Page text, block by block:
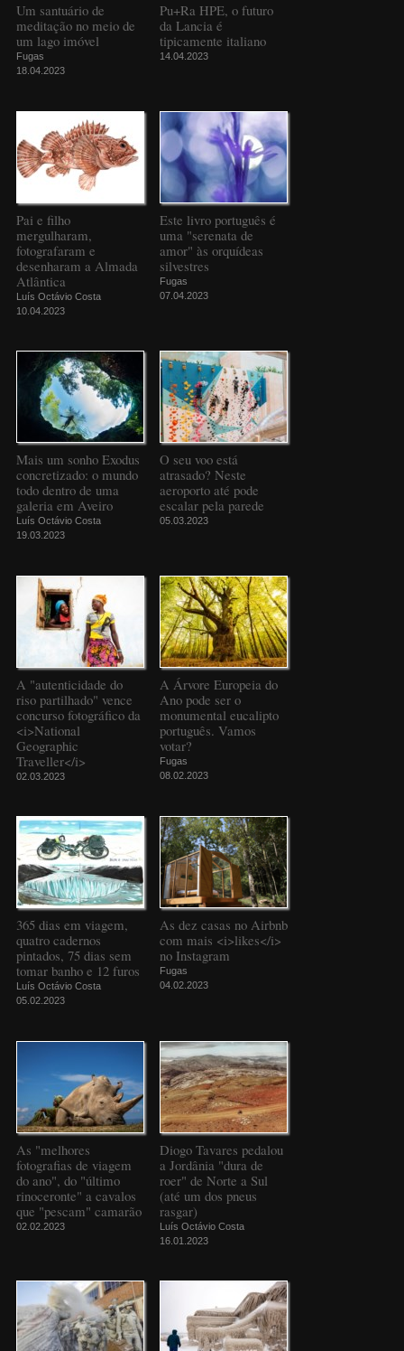
Um santuário de
meditação no meio de
um lago imóvel
Fugas
18.04.2023
Pu+Ra HPE, o futuro
da Lancia é
tipicamente italiano
14.04.2023
Pai e filho
mergulharam,
fotografaram e
desenharam a Almada
Atlântica
Luís Octávio Costa
10.04.2023
Este livro português é
uma "serenata de
amor" às orquídeas
silvestres
Fugas
07.04.2023
Mais um sonho Exodus
concretizado: o mundo
todo dentro de uma
galeria em Aveiro
Luís Octávio Costa
19.03.2023
O seu voo está
atrasado? Neste
aeroporto até pode
escalar pela parede
05.03.2023
A "autenticidade do
riso partilhado" vence
concurso fotográfico da
<i>National
Geographic
Traveller</i>
02.03.2023
A Árvore Europeia do
Ano pode ser o
monumental eucalipto
português. Vamos
votar?
Fugas
08.02.2023
365 dias em viagem,
quatro cadernos
pintados, 75 dias sem
tomar banho e 12 furos
Luís Octávio Costa
05.02.2023
As dez casas no Airbnb
com mais <i>likes</i>
no Instagram
Fugas
04.02.2023
As "melhores
fotografias de viagem
do ano", do "último
rinoceronte" a cavalos
que "pescam" camarão
02.02.2023
Diogo Tavares pedalou
a Jordânia "dura de
roer" de Norte a Sul
(até um dos pneus
rasgar)
Luís Octávio Costa
16.01.2023